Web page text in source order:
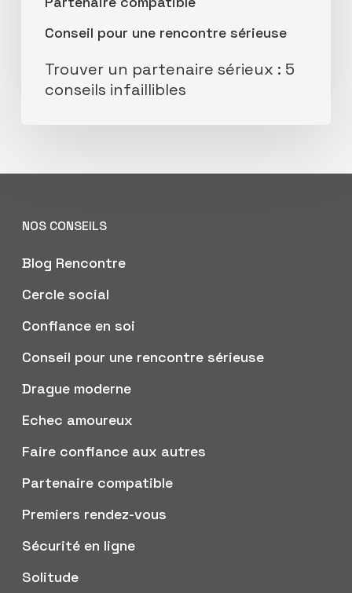
Conseil pour une rencontre sérieuse
Trouver un partenaire sérieux : 5
conseils infaillibles
NOS CONSEILS
Blog Rencontre
Cercle social
Confiance en soi
Conseil pour une rencontre sérieuse
Drague moderne
Echec amoureux
Faire confiance aux autres
Partenaire compatible
Premiers rendez-vous
Sécurité en ligne
Solitude